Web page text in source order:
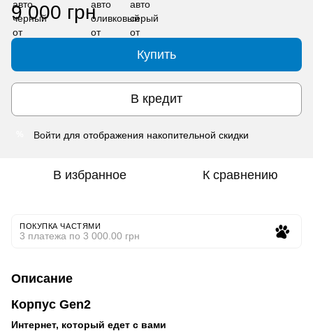
9 000 грн
Купить
В кредит
Войти для отображения накопительной скидки
В избранное К сравнению
ПОКУПКА ЧАСТЯМИ
3 платежа по 3 000.00 грн
Описание
Корпус Gen2
Интернет, который едет с вами